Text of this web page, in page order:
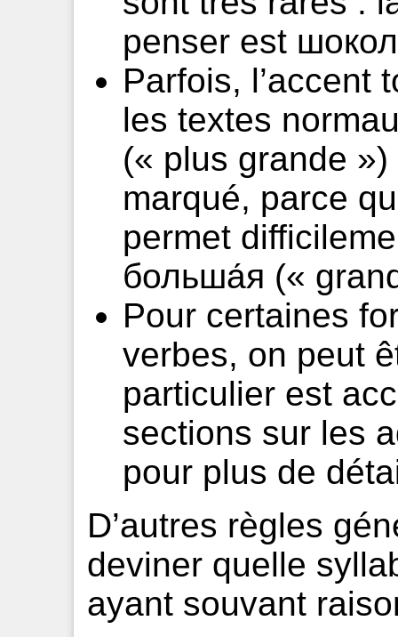
penser est
Parfois, l’accent
les textes
(« plus grande
marqué, parce
permet
больша́я («
Pour certaines
verbes, on peut
particulier est
sections sur les
pour plus de
D’autres règles
deviner quelle
ayant souvant